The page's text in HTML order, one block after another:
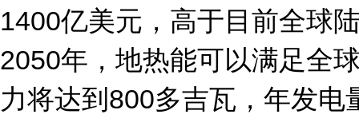
1400亿美元，高于目前全球
2050年，地热能可以满足全
力将达到800多吉瓦，年发